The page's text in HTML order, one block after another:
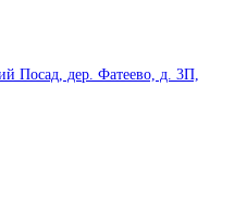
Посад, дер. Фатеево, д. 3П,